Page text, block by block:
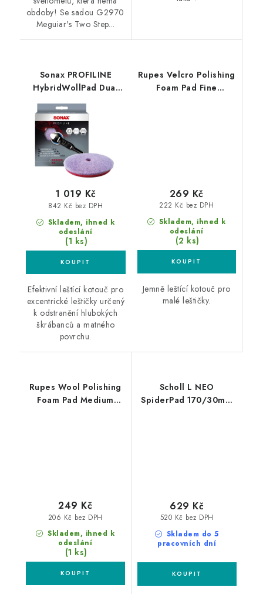
obdoby! Se sadou G2970
Meguiar's Two Step...
Sonax PROFILINE
HybridWollPad Dual
Action 143mm silný
leštící kotouč
Skladem, ihned k
odeslání
(1 ks)
842 Kč bez DPH
1 019 Kč
Efektivní leštící kotouč pro
excentrické leštičky určený
k odstranění hlubokých
škrábanců a matného
povrchu.
Rupes Velcro Polishing
Foam Pad Fine
Skladem, ihned k
odeslání
(2 ks)
222 Kč bez DPH
269 Kč
Jemně leštící kotouč pro
malé leštičky.
Rupes Wool Polishing
Foam Pad Medium
Skladem, ihned k
odeslání
(1 ks)
206 Kč bez DPH
249 Kč
Scholl L NEO
SpiderPad 170/30mm
Skladem do 5
pracovních dní
520 Kč bez DPH
629 Kč